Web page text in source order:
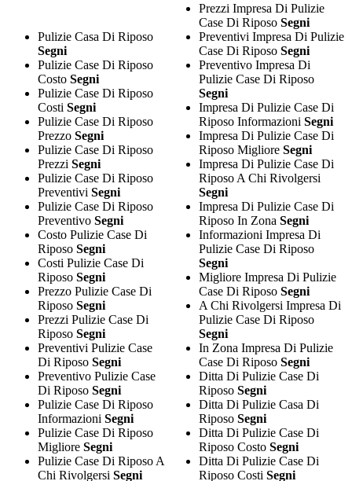
Pulizie Casa Di Riposo
Segni
Pulizie Case Di Riposo
Costo Segni
Pulizie Case Di Riposo
Costi Segni
Pulizie Case Di Riposo
Prezzo Segni
Pulizie Case Di Riposo
Prezzi Segni
Pulizie Case Di Riposo
Preventivi Segni
Pulizie Case Di Riposo
Preventivo Segni
Costo Pulizie Case Di
Riposo Segni
Costi Pulizie Case Di
Riposo Segni
Prezzo Pulizie Case Di
Riposo Segni
Prezzi Pulizie Case Di
Riposo Segni
Preventivi Pulizie Case
Di Riposo Segni
Preventivo Pulizie Case
Di Riposo Segni
Pulizie Case Di Riposo
Informazioni Segni
Pulizie Case Di Riposo
Migliore Segni
Pulizie Case Di Riposo A
Chi Rivolgersi Segni
Prezzi Impresa Di Pulizie
Case Di RiposoSegni
Preventivi Impresa Di Pulizie
Case Di RiposoSegni
Preventivo Impresa Di
Pulizie Case Di Riposo
Segni
Impresa Di Pulizie Case Di
Riposo InformazioniSegni
Impresa Di Pulizie Case Di
Riposo MiglioreSegni
Impresa Di Pulizie Case Di
Riposo A Chi Rivolgersi
Segni
Impresa Di Pulizie Case Di
Riposo In ZonaSegni
Informazioni Impresa Di
Pulizie Case Di Riposo
Segni
Migliore Impresa Di Pulizie
Case Di RiposoSegni
A Chi Rivolgersi Impresa Di
Pulizie Case Di Riposo
Segni
In Zona Impresa Di Pulizie
Case Di RiposoSegni
Ditta Di Pulizie Case Di
RiposoSegni
Ditta Di Pulizie Casa Di
RiposoSegni
Ditta Di Pulizie Case Di
Riposo CostoSegni
Ditta Di Pulizie Case Di
Riposo CostiSegni